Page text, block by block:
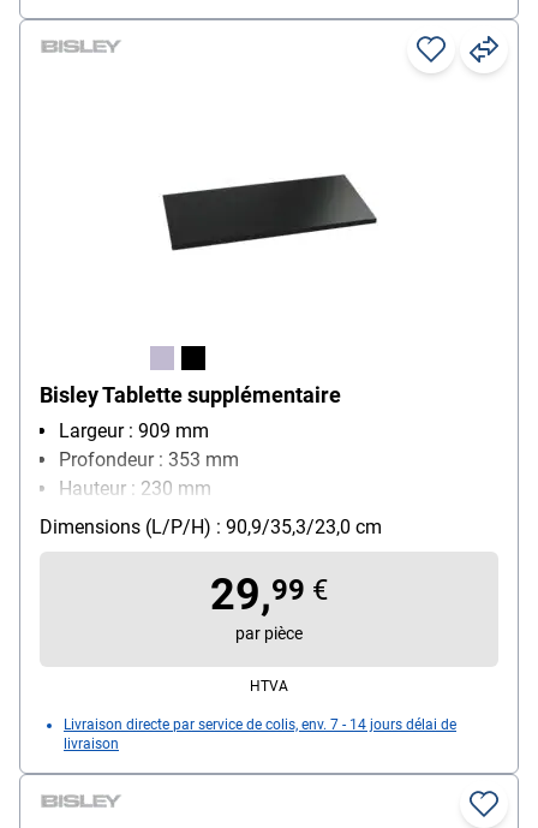
Bisley Tablette supplémentaire
Largeur : 909 mm
Profondeur : 353 mm
Hauteur : 230 mm
Dimensions (L/P/H) : 90,9/35,3/23,0 cm
29,99 €
par pièce
HTVA
Livraison directe par service de colis, env. 7 - 14 jours délai de
livraison